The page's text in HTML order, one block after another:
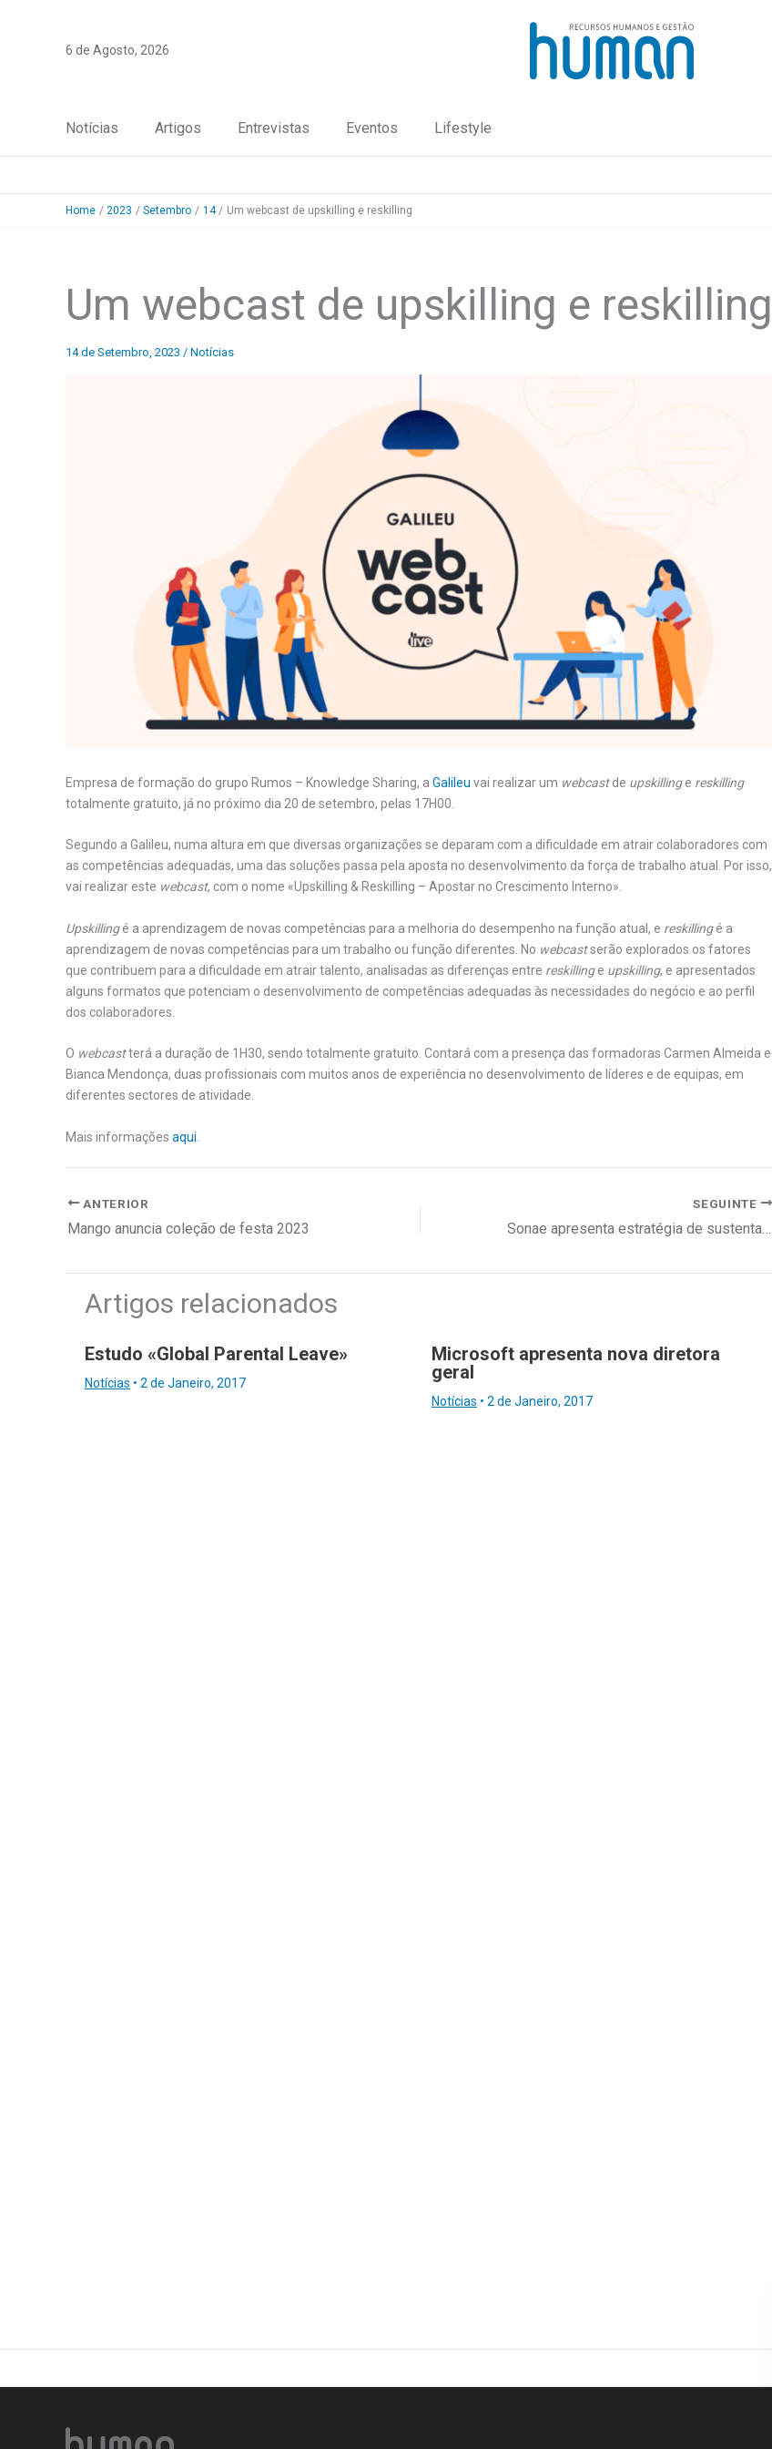
6 de Agosto, 2026
Notícias Artigos Entrevistas Eventos Lifestyle
Home 2023 Setembro 14 Um webcast de upskilling e reskilling
Um webcast de upskilling e reskilling
14 de Setembro, 2023 / Notícias
Empresa de formação do grupo Rumos – Knowledge Sharing, a Galileu vai realizar um webcastde upskillinge reskilling
totalmente gratuito, já no próximo dia 20 de setembro, pelas 17H00.
Segundo a Galileu, numa altura em que diversas organizações se deparam com a dificuldade em atrair colaboradores com
as competências adequadas, uma das soluções passa pela aposta no desenvolvimento da força de trabalho atual. Por isso,
vai realizar este webcast, com o nome «Upskilling & Reskilling – Apostar no Crescimento Interno».
Upskillingé a aprendizagem de novas competências para a melhoria do desempenho na função atual, e reskillingé a
aprendizagem de novas competências para um trabalho ou função diferentes. No webcastserão explorados os fatores
que contribuem para a dificuldade em atrair talento, analisadas as diferenças entre reskillinge upskilling, e apresentados
alguns formatos que potenciam o desenvolvimento de competências adequadas às necessidades do negócio e ao perfil
dos colaboradores.
O webcastterá a duração de 1H30, sendo totalmente gratuito. Contará com a presença das formadoras Carmen Almeida e
Bianca Mendonça, duas profissionais com muitos anos de experiência no desenvolvimento de líderes e de equipas, em
diferentes sectores de atividade.
Mais informações aqui
ANTERIOR
Mango anuncia coleção de festa 2023
SEGUINTE
Sonae apresenta estratégia de sustentabilidade
Artigos relacionados
Estudo «Global Parental Leave»
Notícias • 2 de Janeiro, 2017
Microsoft apresenta nova diretora
geral
Notícias • 2 de Janeiro, 2017